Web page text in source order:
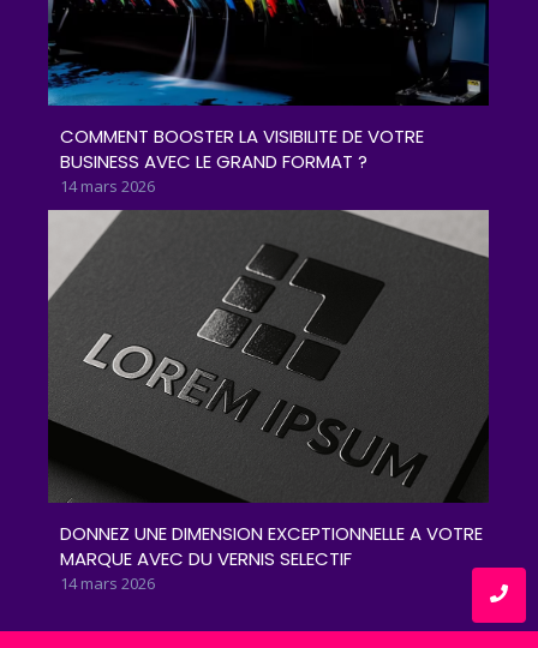
COMMENT BOOSTER LA VISIBILITE DE VOTRE
BUSINESS AVEC LE GRAND FORMAT ?
14 mars 2026
DONNEZ UNE DIMENSION EXCEPTIONNELLE A VOTRE
MARQUE AVEC DU VERNIS SELECTIF
14 mars 2026